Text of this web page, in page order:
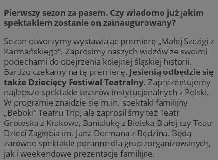
Pierwszy sezon za pasem. Czy wiadomo już jakim
spektaklem zostanie on zainaugurowany?
Sezon otworzymy wystawiając premierę „Małej Szczigi z
Karmańskiego”. Zaprosimy naszych widzów ze swoimi
pociechami do obejrzenia kolejnej śląskiej historii.
Bardzo czekamy na tę premierę. Jesienią odbędzie się
także Dziecięcy Festiwal Teatralny. Zaprezentujemy
najlepsze spektakle teatrów instytucjonalnych z Polski.
W programie znajdzie się m.in. spektakl familijny
„Beboki” Teatru Trip, ale zaprosiliśmy też Teatr
Groteska z Krakowa, Banialukę z Bielska-Białej czy Teatr
Dzieci Zagłębia im. Jana Dormana z Będzina. Będą
zarówno spektakle poranne dla grup zorganizowanych,
jak i weekendowe prezentacje familijne.